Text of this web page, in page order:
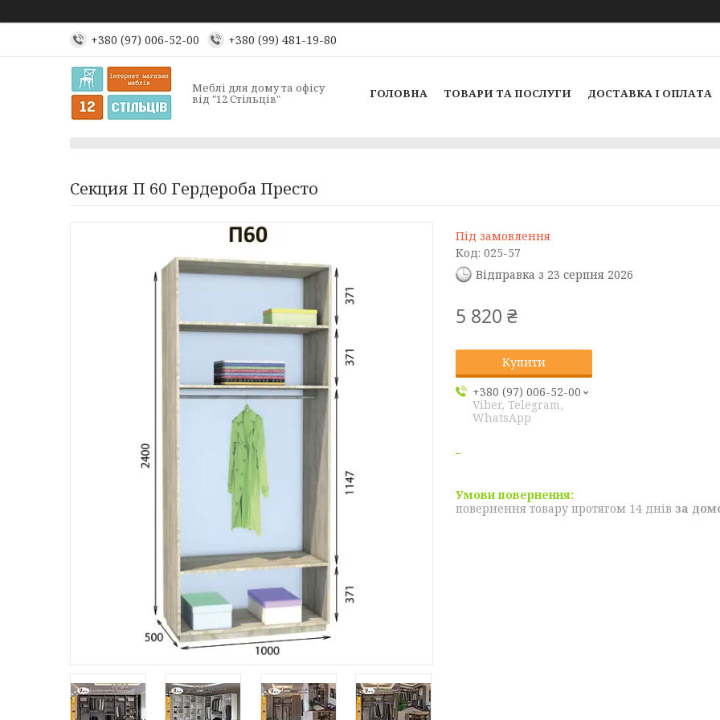
+380 (97) 006-52-00 +380 (99) 481-19-80
Меблі для дому та офісу
від "12 Стільців" ГОЛОВНА ТОВАРИ ТА ПОСЛУГИ ДОСТАВКА І ОПЛАТА
Секция П 60 Гердероба Престо
Під замовлення
Код: 025-57
Відправка з 23 серпня 2026
5 820 ₴
Купити
+380 (97) 006-52-00
Viber, Telegram,
WhatsApp
повернення товару протягом 14 днів за